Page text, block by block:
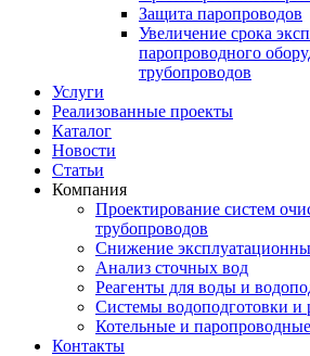
Защита паропроводов
Увеличение срока
паропроводного
трубопроводов
Услуги
Реализованные проекты
Каталог
Новости
Статьи
Компания
Проектирование систем
трубопроводов
Снижение
Анализ сточных вод
Реагенты для воды и
Системы водоподготовки и
Котельные и
Контакты